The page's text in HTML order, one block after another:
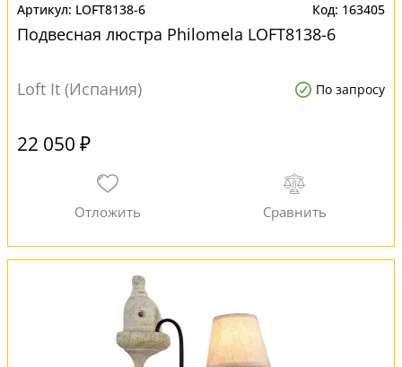
LOFT8138-6 163405
Подвесная люстра Philomela LOFT8138-6
Loft It (Испания) По запросу
22 050 ₽